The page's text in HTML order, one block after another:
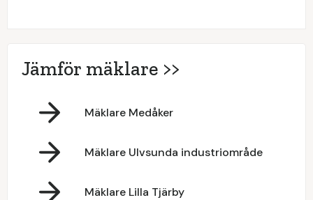
Jämför mäklare >>
Mäklare Medåker
Mäklare Ulvsunda industriområde
Mäklare Lilla Tjärby